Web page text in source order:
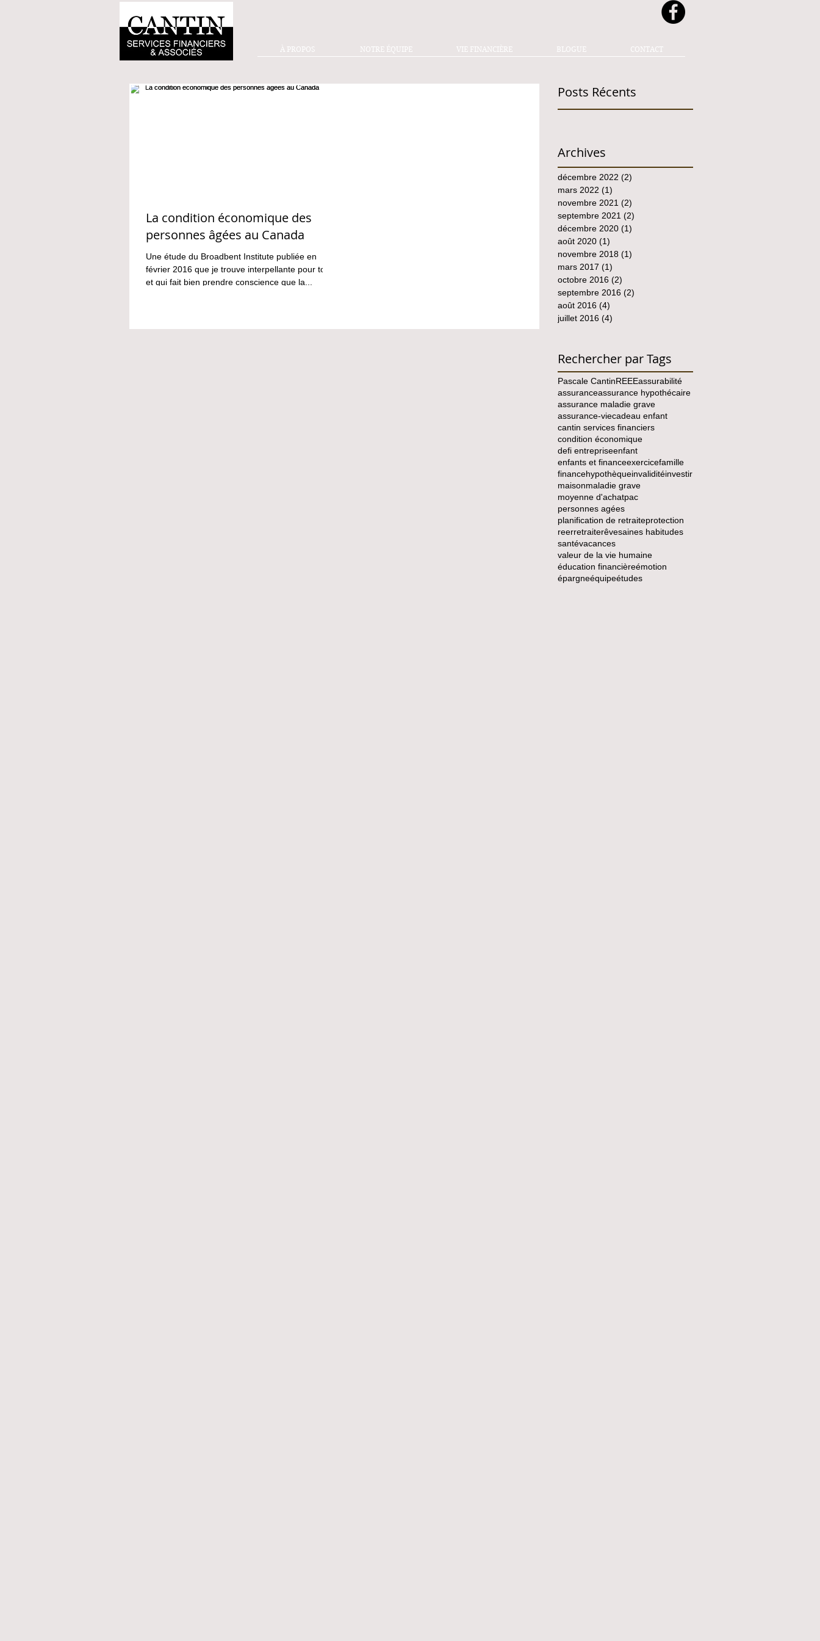
À PROPOS NOTRE ÉQUIPE VIE FINANCIÈRE BLOGUE CONTACT
La condition économique des
personnes âgées au Canada
Une étude du Broadbent Institute publiée en
février 2016 que je trouve interpellante pour tous
et qui fait bien prendre conscience que la...
Posts Récents
Archives
décembre 2022 (2)
mars 2022 (1)
novembre 2021 (2)
septembre 2021 (2)
décembre 2020 (1)
août 2020 (1)
novembre 2018 (1)
mars 2017 (1)
octobre 2016 (2)
septembre 2016 (2)
août 2016 (4)
juillet 2016 (4)
Rechercher par Tags
Pascale CantinREEEassurabilité
assuranceassurance hypothécaire
assurance maladie grave
assurance-viecadeau enfant
cantin services financiers
condition économique
defi entrepriseenfant
enfants et financeexercicefamille
financehypothèqueinvaliditéinvestir
maisonmaladie grave
moyenne d'achatpac
personnes agées
planification de retraiteprotection
reerretraiterêvesaines habitudes
santévacances
valeur de la vie humaine
éducation financièreémotion
épargneéquipeétudes